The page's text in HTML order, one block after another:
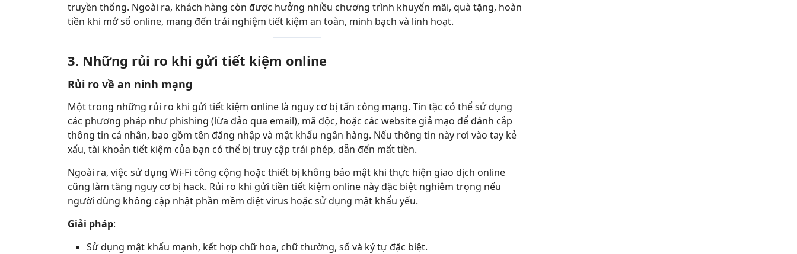
truyền thống. Ngoài ra, khách hàng còn được hưởng nhiều chương trình khuyến mãi, quà tặng, hoàn
tiền khi mở sổ online, mang đến trải nghiệm tiết kiệm an toàn, minh bạch và linh hoạt.
3. Những rủi ro khi gửi tiết kiệm online
Rủi ro về an ninh mạng
Một trong những rủi ro khi gửi tiết kiệm online là nguy cơ bị tấn công mạng. Tin tặc có thể sử dụng
các phương pháp như phishing (lừa đảo qua email), mã độc, hoặc các website giả mạo để đánh cắp
thông tin cá nhân, bao gồm tên đăng nhập và mật khẩu ngân hàng. Nếu thông tin này rơi vào tay kẻ
xấu, tài khoản tiết kiệm của bạn có thể bị truy cập trái phép, dẫn đến mất tiền.
Ngoài ra, việc sử dụng Wi-Fi công cộng hoặc thiết bị không bảo mật khi thực hiện giao dịch online
cũng làm tăng nguy cơ bị hack. Rủi ro khi gửi tiền tiết kiệm online này đặc biệt nghiêm trọng nếu
người dùng không cập nhật phần mềm diệt virus hoặc sử dụng mật khẩu yếu.
Giải pháp:
Sử dụng mật khẩu mạnh, kết hợp chữ hoa, chữ thường, số và ký tự đặc biệt.